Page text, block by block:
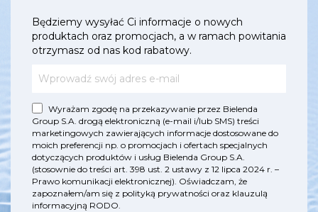
Będziemy wysyłać Ci informacje o nowych
produktach oraz promocjach, a w ramach powitania
otrzymasz od nas kod rabatowy.
Wyrażam zgodę na przekazywanie przez Bielenda
Group S.A. drogą elektroniczną (e-mail i/lub SMS) treści
marketingowych zawierających informacje dostosowane do
moich preferencji np. o promocjach i ofertach specjalnych
dotyczących produktów i usług Bielenda Group S.A.
(stosownie do treści art. 398 ust. 2 ustawy z 12 lipca 2024 r. –
Prawo komunikacji elektronicznej). Oświadczam, że
zapoznałem/am się z polityką prywatności oraz klauzulą
informacyjną RODO.